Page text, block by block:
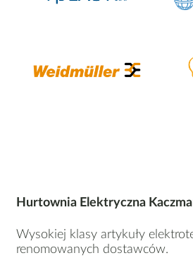
Hurtownia Elektryczna
Wysokiej klasy artykuły
renomowanych dostawców.